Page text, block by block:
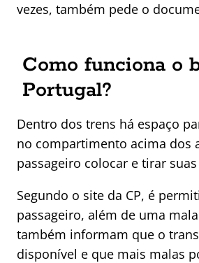
vezes, também pede o
Como funciona o
Portugal?
Dentro dos trens há espaço
no compartimento acima dos
passageiro colocar e tirar
Segundo o site da CP, é
passageiro, além de uma
também informam que o
disponível e que mais malas